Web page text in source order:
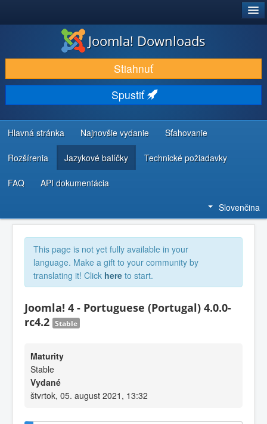
STIAHNUŤ & ROZŠÍRIŤ
OBJAVUJTE & UČTE SA
KOMUNITA & PODPORA
ZDROJE INFORMÁCIÍ PRE VÝVOJÁROV
Joomla! Downloads
Stiahnuť
Spustiť
Hlavná stránka Najnovšie vydanie Sťahovanie
Rozšírenia Jazykové balíčky Technické požiadavky
FAQ API dokumentácia
Slovenčina
This page is not yet fully available in your
language. Make a gift to your community by
translating it! Click here to start.
Joomla! 4 - Portuguese (Portugal) 4.0.0-
rc4.2 Stable
Maturity
Stable
Vydané
štvrtok, 05. august 2021, 13:32